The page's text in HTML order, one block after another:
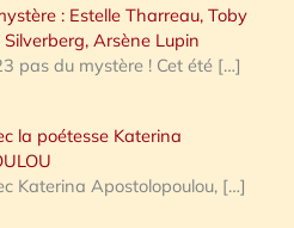
: Estelle Tharreau, Toby
Silverberg, Arsène Lupin
pas du mystère ! Cet été […]
la poétesse Katerina
Katerina Apostolopoulou, […]